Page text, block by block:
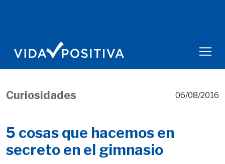
Curiosidades 06/08/2016
5 cosas que hacemos en
secreto en el gimnasio